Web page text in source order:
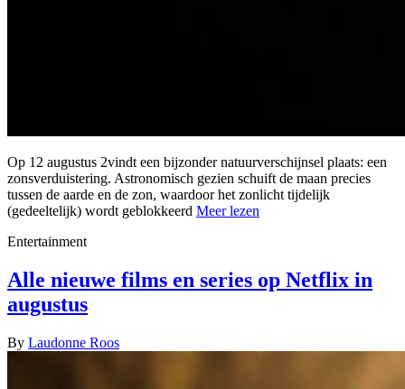
Op 12 augustus 2vindt een bijzonder natuurverschijnsel plaats: een
zonsverduistering. Astronomisch gezien schuift de maan precies
tussen de aarde en de zon, waardoor het zonlicht tijdelijk
(gedeeltelijk) wordt geblokkeerd Meer lezen
Entertainment
Alle nieuwe films en series op Netflix in
augustus
By Laudonne Roos